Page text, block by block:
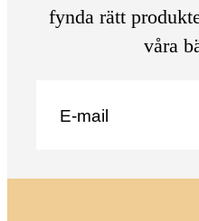
fynda rätt
våra